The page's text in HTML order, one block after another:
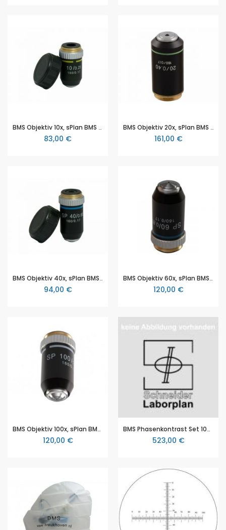
BMS Objektiv 10x, sPlan BMS D2 (BMS D2 Serie)
83,00 €
BMS Objektiv 20x, sPlan BMS D2 (BMS D2 Serie)
161,00 €
BMS Objektiv 40x, sPlan BMS D2 (BMS D2 Serie)
94,00 €
BMS Objektiv 60x, sPlan BMS D2 (BMS D2 Serie)
120,00 €
BMS Objektiv 100x, sPlan BMS D2 (BMS D2 Serie)
120,00 €
BMS Phasenkontrast Set 10X/40X, BMS D2 (BMS D2 Serie)
523,00 €